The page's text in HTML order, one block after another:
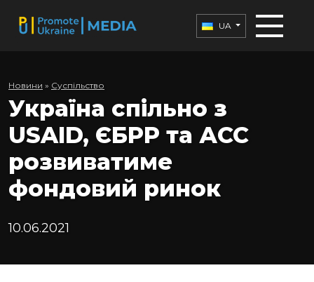
UA
Новини » Суспільство
Україна спільно з
USAID, ЄБРР та АСС
розвиватиме
фондовий ринок
10.06.2021